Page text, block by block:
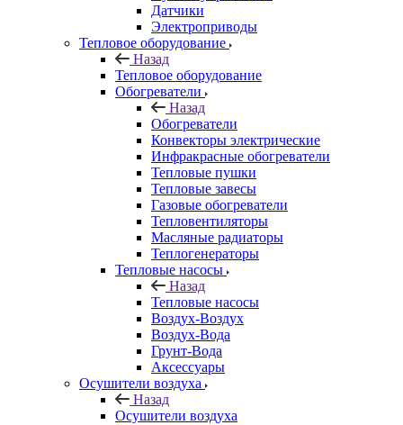
Датчики
Электроприводы
Тепловое оборудование
Назад
Тепловое оборудование
Обогреватели
Назад
Обогреватели
Конвекторы электрические
Инфракрасные обогреватели
Тепловые пушки
Тепловые завесы
Газовые обогреватели
Тепловентиляторы
Масляные радиаторы
Теплогенераторы
Тепловые насосы
Назад
Тепловые насосы
Воздух-Воздух
Воздух-Вода
Грунт-Вода
Аксессуары
Осушители воздуха
Назад
Осушители воздуха